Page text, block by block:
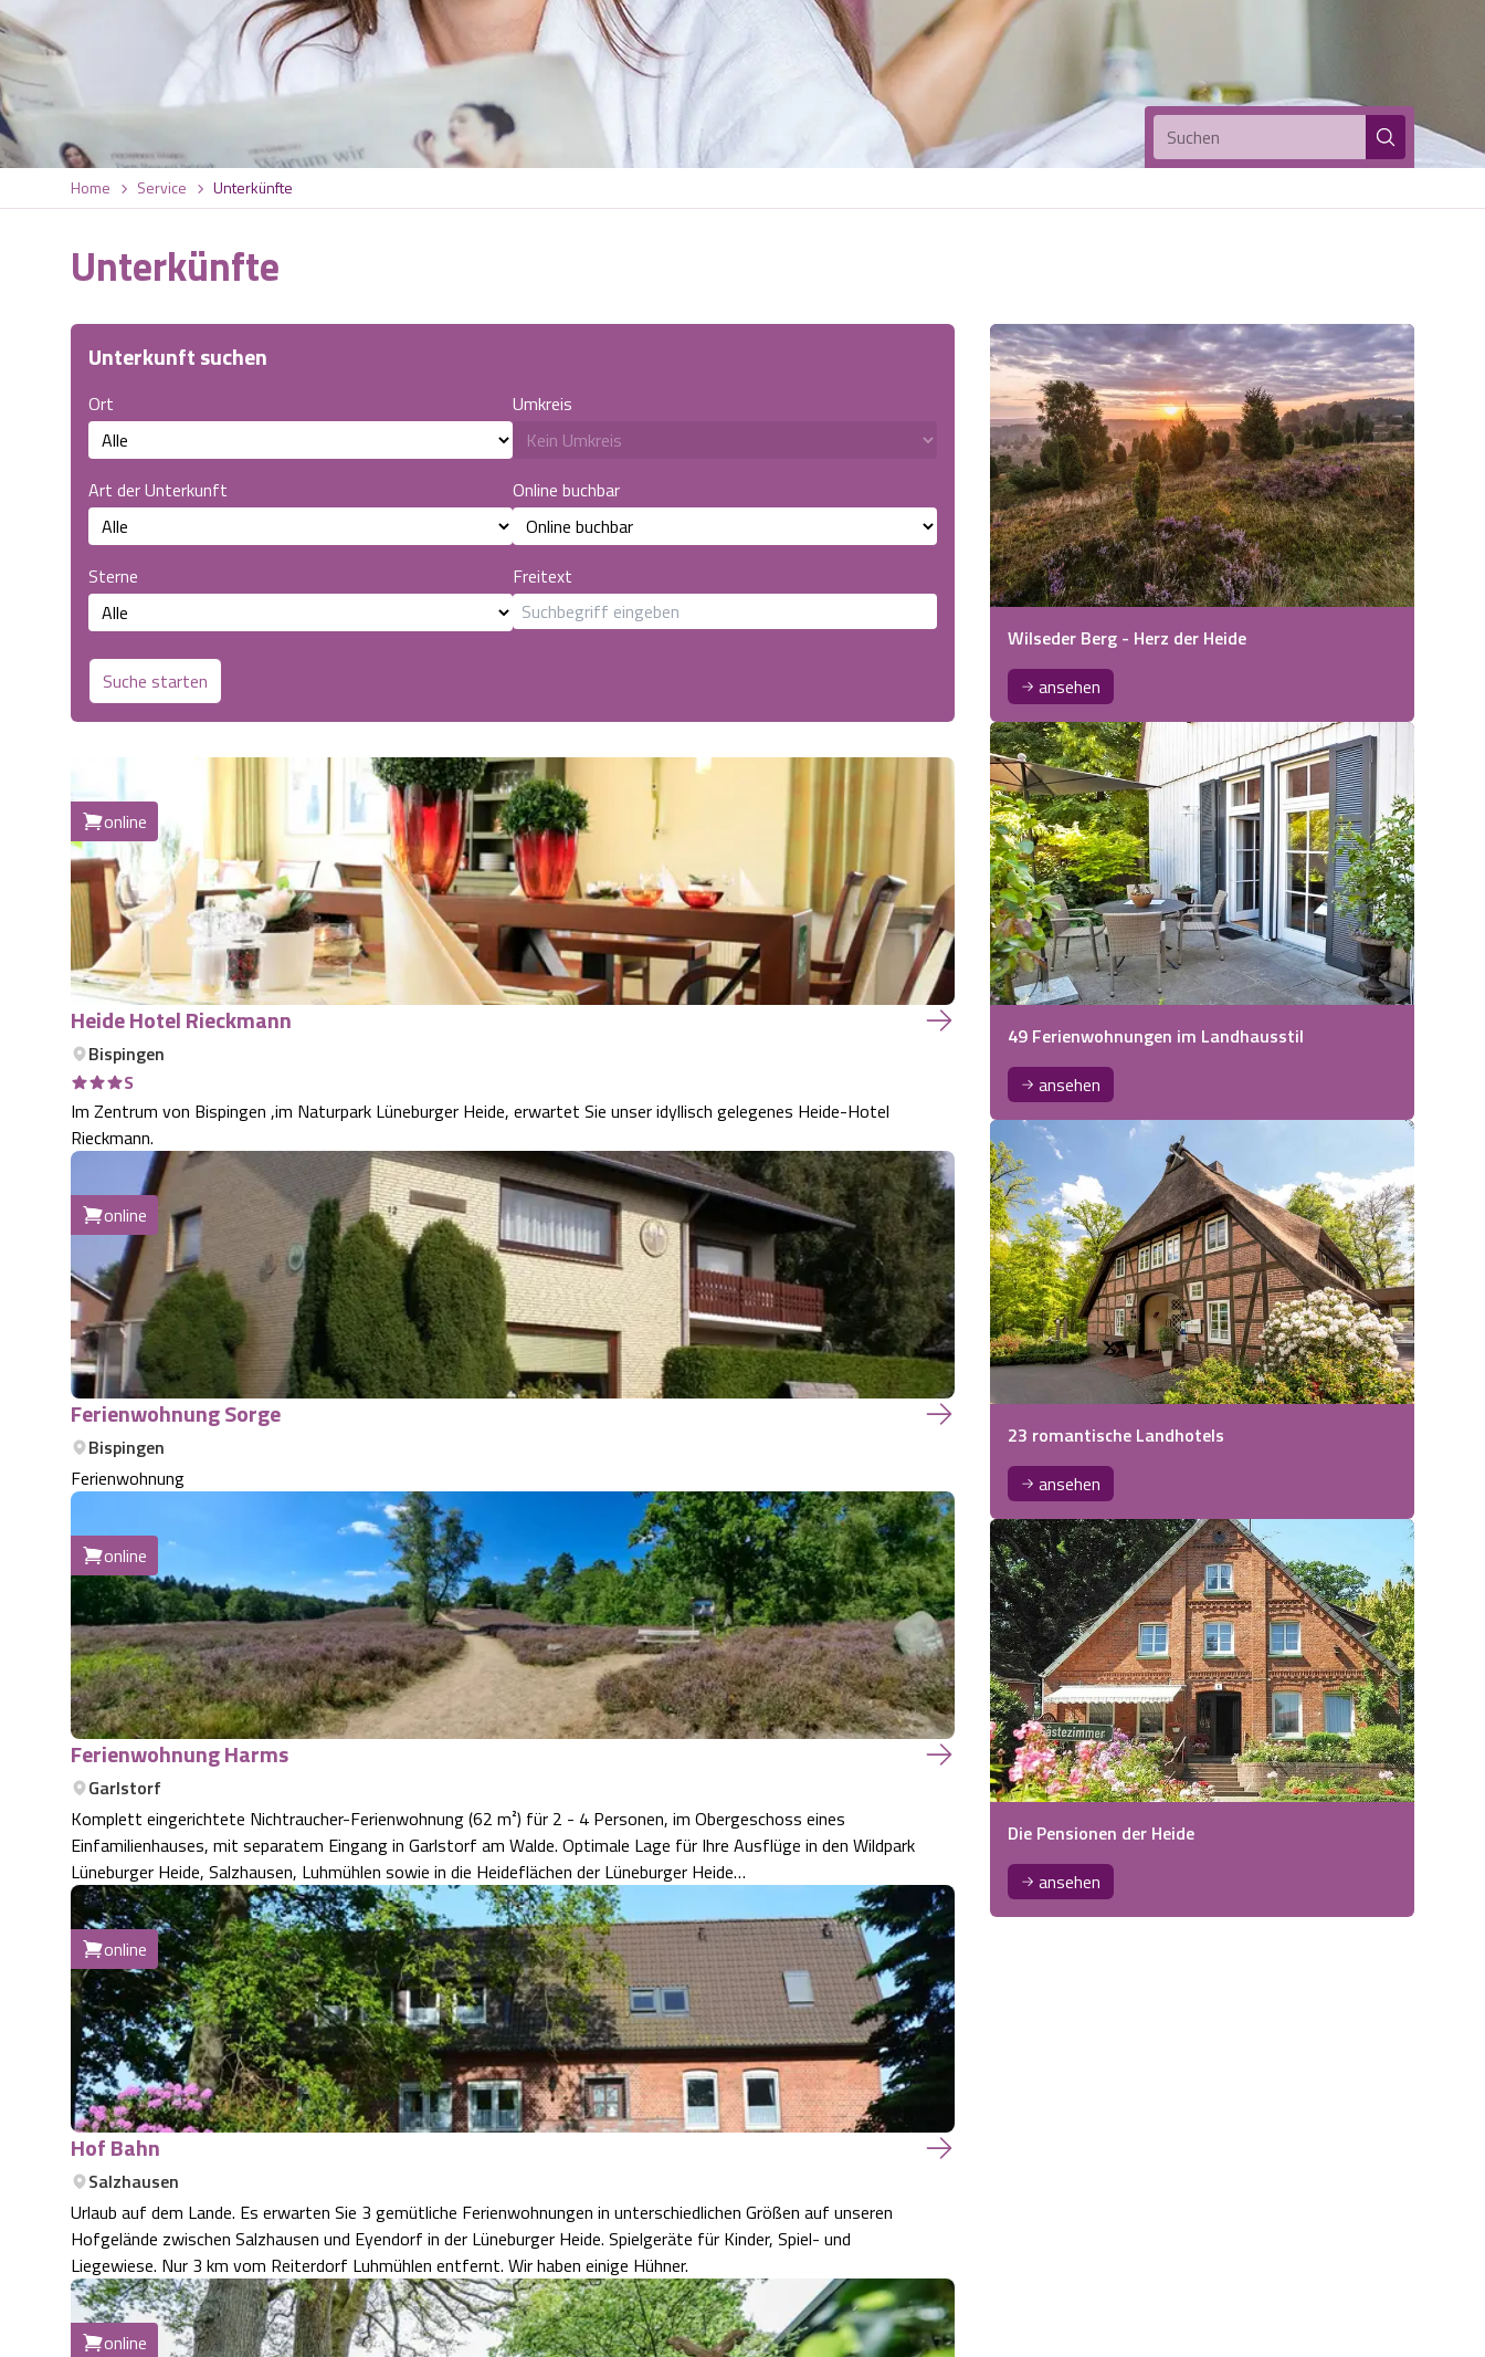
Suchen
Home Service Unterkünfte
Unterkünfte
Unterkunft suchen
Ort Umkreis
Art der Unterkunft Online buchbar
Sterne Freitext
Suche starten
online
Heide Hotel Rieckmann
Bispingen
S
Im Zentrum von Bispingen ,im Naturpark Lüneburger Heide, erwartet Sie unser idyllisch gelegenes Heide-Hotel
Rieckmann.
online
Ferienwohnung Sorge
Bispingen
Ferienwohnung
online
Ferienwohnung Harms
Garlstorf
Komplett eingerichtete Nichtraucher-Ferienwohnung (62 m²) für 2 - 4 Personen, im Obergeschoss eines
Einfamilienhauses, mit separatem Eingang in Garlstorf am Walde. Optimale Lage für Ihre Ausflüge in den Wildpark
Lüneburger Heide, Salzhausen, Luhmühlen sowie in die Heideflächen der Lüneburger Heide…
online
Hof Bahn
Salzhausen
Urlaub auf dem Lande. Es erwarten Sie 3 gemütliche Ferienwohnungen in unterschiedlichen Größen auf unseren
Hofgelände zwischen Salzhausen und Eyendorf in der Lüneburger Heide. Spielgeräte für Kinder, Spiel- und
Liegewiese. Nur 3 km vom Reiterdorf Luhmühlen entfernt. Wir haben einige Hühner.
online
Wilseder Berg - Herz der Heide
ansehen
49 Ferienwohnungen im Landhausstil
ansehen
23 romantische Landhotels
ansehen
Die Pensionen der Heide
ansehen